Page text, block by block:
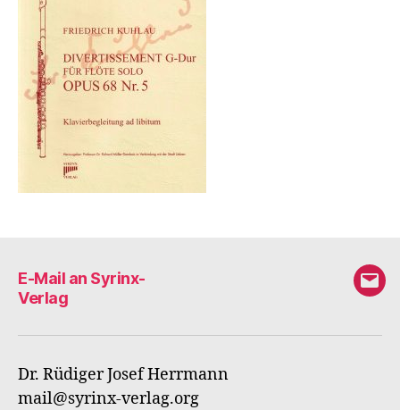
E-Mail an Syrinx-
Verlag
E-
an
Dr. Rüdiger Josef Herrmann
mail@syrinx-verlag.org